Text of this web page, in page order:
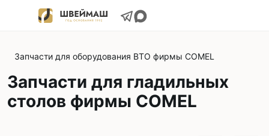
Запчасти для оборудования ВТО фирмы COMEL
Запчасти для гладильных
столов фирмы COMEL